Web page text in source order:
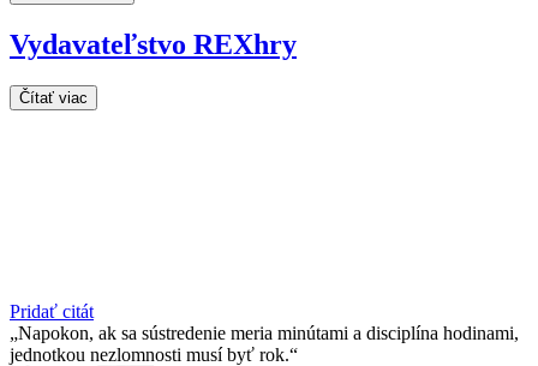
Vydavateľstvo REXhry
Čítať viac
Pridať citát
Napokon, ak sa sústredenie meria minútami a disciplína hodinami,
jednotkou nezlomnosti musí byť rok.